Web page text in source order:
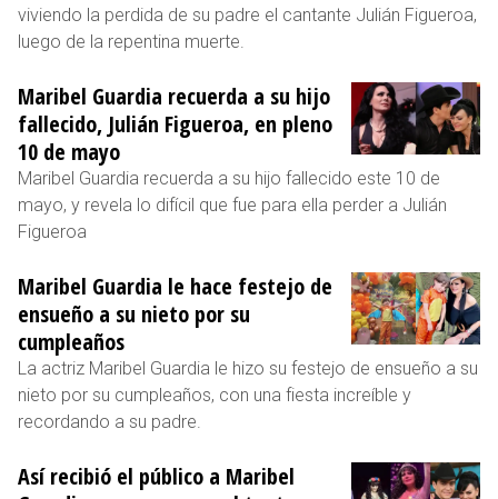
viviendo la perdida de su padre el cantante Julián Figueroa,
luego de la repentina muerte.
Maribel Guardia recuerda a su hijo
fallecido, Julián Figueroa, en pleno
10 de mayo
Maribel Guardia recuerda a su hijo fallecido este 10 de
mayo, y revela lo difícil que fue para ella perder a Julián
Figueroa
Maribel Guardia le hace festejo de
ensueño a su nieto por su
cumpleaños
La actriz Maribel Guardia le hizo su festejo de ensueño a su
nieto por su cumpleaños, con una fiesta increíble y
recordando a su padre.
Así recibió el público a Maribel